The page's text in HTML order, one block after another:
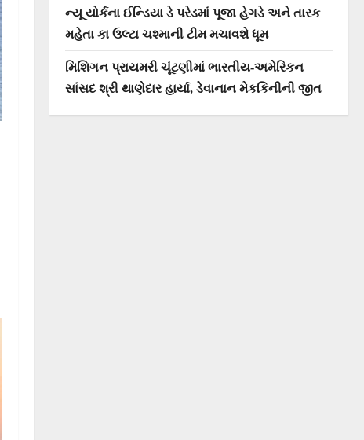
ન્યૂ યોર્કના ઈન્ડિયા ડે પરેડમાં પૂજા હેગડે અને તારક
મહેતા કા ઉલ્ટા ચશ્માની ટીમ મચાવશે ધૂમ
મિશિગન પ્રાયમરી ચૂંટણીમાં ભારતીય-અમેરિકન
સાંસદ શ્રી થાણેદાર હાર્યા, ડેવાનાન મેકકિનીની જીત